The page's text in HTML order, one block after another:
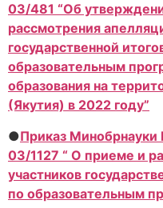
03/481 “Об
рассмотрения
государственной
образовательным
образования на
(Якутия) в 2022 году”
●Приказ
03/1127 “ О приеме и
участников
по образовательным